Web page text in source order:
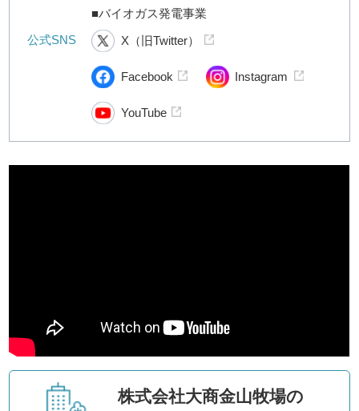
■バイオガス発電事業
公式SNS
X（旧Twitter）
Facebook Instagram
YouTube
株式会社大商金山牧場の